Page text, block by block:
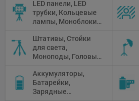
LED панели, LED
трубки, Кольцевые
лампы, Моноблоки,
Флуоресцентное и
галогенное
освещение
Штативы, Стойки
для света,
Моноподы, Головы
Аккумуляторы,
Батарейки,
Зарядные